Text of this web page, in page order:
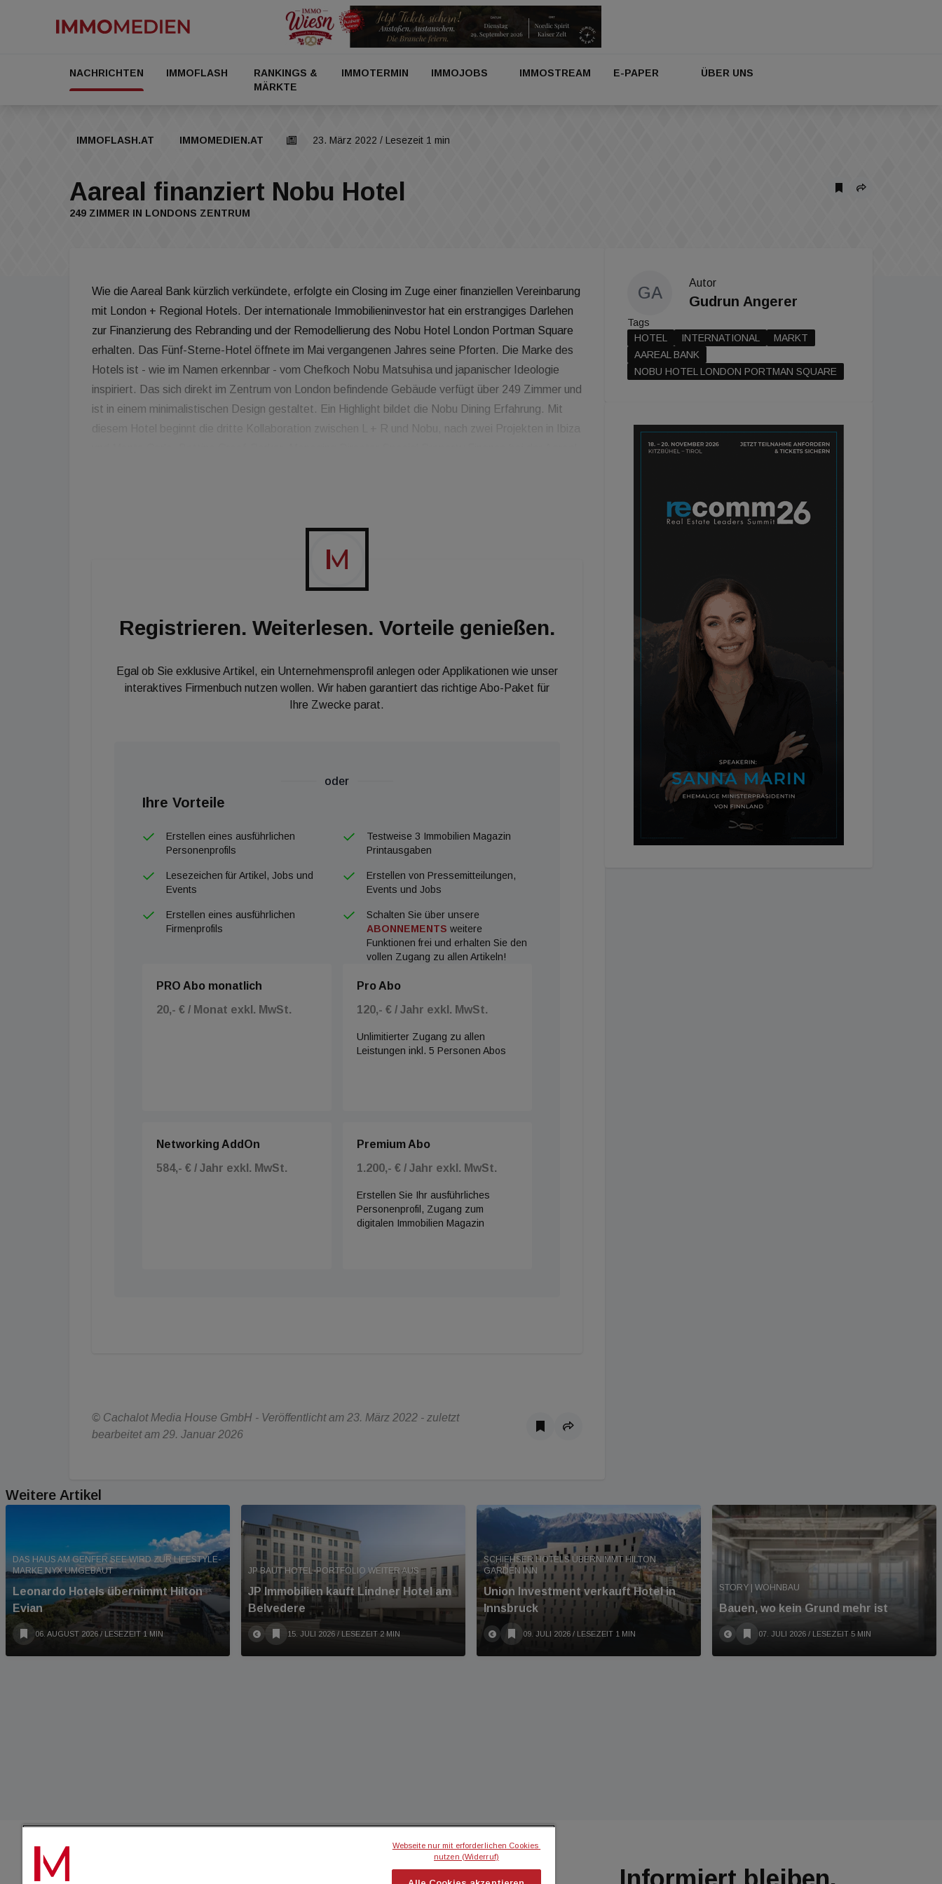
NACHRICHTEN IMMOFLASH
RANKINGS &
MÄRKTE
IMMOTERMIN IMMOJOBS IMMOSTREAM E-PAPER ÜBER UNS
IMMOFLASH.AT IMMOMEDIEN.AT 23. März 2022 / Lesezeit 1 min
Aareal finanziert Nobu Hotel
249 ZIMMER IN LONDONS ZENTRUM
Wie die Aareal Bank kürzlich verkündete, erfolgte ein Closing im Zuge einer finanziellen Vereinbarung
mit London + Regional Hotels. Der internationale Immobilieninvestor hat ein erstrangiges Darlehen
zur Finanzierung des Rebranding und der Remodellierung des Nobu Hotel London Portman Square
erhalten. Das Fünf-Sterne-Hotel öffnete im Mai vergangenen Jahres seine Pforten. Die Marke des
Hotels ist - wie im Namen erkennbar - vom Chefkoch Nobu Matsuhisa und japanischer Ideologie
inspiriert. Das sich direkt im Zentrum von London befindende Gebäude verfügt über 249 Zimmer und
ist in einem minimalistischen Design gestaltet. Ein Highlight bildet die Nobu Dining Erfahrung. Mit
diesem Hotel beginnt die dritte Kollaboration zwischen L + R und Nobu, nach zwei Projekten in Ibiza
Registrieren. Weiterlesen. Vorteile genießen.
Egal ob Sie exklusive Artikel, ein Unternehmensprofil anlegen oder Applikationen wie unser
interaktives Firmenbuch nutzen wollen. Wir haben garantiert das richtige Abo-Paket für
Ihre Zwecke parat.
oder
Ihre Vorteile
Erstellen eines ausführlichen
Personenprofils
Testweise 3 Immobilien Magazin
Printausgaben
Lesezeichen für Artikel, Jobs und
Events
Erstellen von Pressemitteilungen,
Events und Jobs
Erstellen eines ausführlichen
Firmenprofils
Schalten Sie über unsere
ABONNEMENTS weitere
Funktionen frei und erhalten Sie den
vollen Zugang zu allen Artikeln!
PRO Abo monatlich
20,- € / Monat exkl. MwSt.
Pro Abo
120,- € / Jahr exkl. MwSt.
Unlimitierter Zugang zu allen
Leistungen inkl. 5 Personen Abos
Networking AddOn
584,- € / Jahr exkl. MwSt.
Premium Abo
1.200,- € / Jahr exkl. MwSt.
Erstellen Sie Ihr ausführliches
Personenprofil, Zugang zum
digitalen Immobilien Magazin
© Cachalot Media House GmbH - Veröffentlicht am 23. März 2022 - zuletzt
bearbeitet am 29. Januar 2026
GA
Autor
Gudrun Angerer
Tags
HOTEL
INTERNATIONAL
MARKT
AAREAL BANK
NOBU HOTEL LONDON PORTMAN SQUARE
Weitere Artikel
DAS HAUS AM GENFER SEE WIRD ZUR LIFESTYLE-
MARKE NYX UMGEBAUT
Leonardo Hotels übernimmt Hilton
Evian
06. AUGUST 2026 / LESEZEIT 1 MIN
JP BAUT HOTEL-PORTFOLIO WEITER AUS
JP Immobilien kauft Lindner Hotel am
Belvedere
15. JULI 2026 / LESEZEIT 2 MIN
SCHIEHSER HOTELS ÜBERNIMMT HILTON
GARDEN INN
Union Investment verkauft Hotel in
Innsbruck
09. JULI 2026 / LESEZEIT 1 MIN
STORY | WOHNBAU
Bauen, wo kein Grund mehr ist
07. JULI 2026 / LESEZEIT 5 MIN
IMMOBILIEN MAGAZINICH MÖCHTE...
Webseite nur mit erforderlichen Cookies
nutzen (Widerruf)